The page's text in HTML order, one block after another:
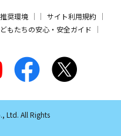
推奨環境
サイト利用規約
もたちの安心・安全ガイド
Ltd. All Rights